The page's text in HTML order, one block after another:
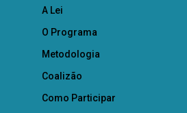
A Lei
O Programa
Metodologia
Coalizão
Como Participar